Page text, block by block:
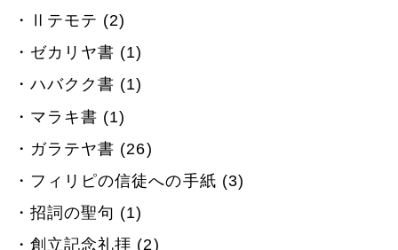
Ⅱテモテ (2)
ゼカリヤ書 (1)
ハバクク書 (1)
マラキ書 (1)
ガラテヤ書 (26)
フィリピの信徒への手紙 (3)
招詞の聖句 (1)
創立記念礼拝 (2)